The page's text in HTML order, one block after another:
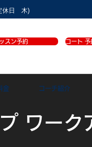
金 コーチ紹介
休日 木)
スン予約 コート 予
ワーク